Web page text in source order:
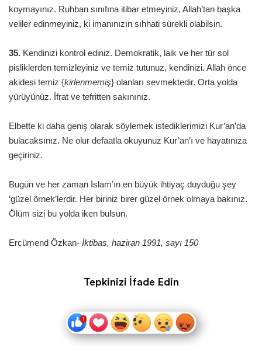
koymayınız. Ruhban sınıfına itibar etmeyiniz, Allah’tan başka
veliler edinmeyiniz, ki imanınızın sıhhati sürekli olabilsin.
35. Kendinizi kontrol ediniz. Demokratik, laik ve her tür sol
pisliklerden temizleyiniz ve temiz tutunuz, kendinizi. Allah önce
akidesi temiz {kirlenmemiş} olanları sevmektedir. Orta yolda
yürüyünüz. İfrat ve tefritten sakınınız.
Elbette ki daha geniş olarak söylemek istediklerimizi Kur’an’da
bulacaksınız. Ne olur defaatla okuyunuz Kur’an’ı ve hayatınıza
geçiriniz.
Bugün ve her zaman İslam’ın en büyük ihtiyaç duyduğu şey
‘güzel örnek’lerdir. Her biriniz birer güzel örnek olmaya bakınız.
Ölüm sizi bu yolda iken bulsun.
Ercümend Özkan- İktibas, haziran 1991, sayı 150
Tepkinizi İfade Edin